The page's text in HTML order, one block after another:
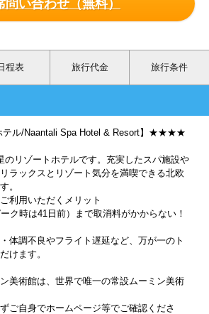
問い合わせ（無料）
程表 旅行代金 旅行条件
テル/Naantali Spa Hotel & Resort】★★★★
のリゾートホテルです。充実したスパ施設や
ラックスとリゾート気分を満喫できる北欧
。
利用いただくメリット
ク時は41日前）まで取消料がかからない！
体調不良やフライト遅延など、万が一のト
けます。
美術館は、世界で唯一の常設ムーミン美術
ご自身でホームページ等でご確認くださ